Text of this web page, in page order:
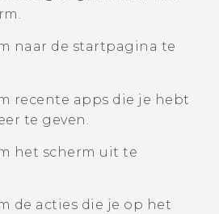
naar de startpagina te
recente apps die je hebt
te geven.
het scherm uit te
de acties die je op het